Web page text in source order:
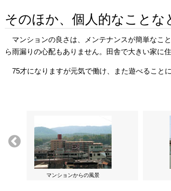
そのほか、個人的なことな
マンションの良さは、メンテナンスが簡単なこ
ら雨漏りの心配もありません。田舎で大きい家に
75才になりますが元気で働け、また遊べること
マンションからの風景